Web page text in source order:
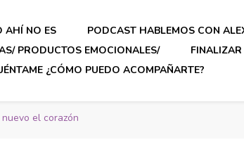
AHÍ NO ES
PODCAST HABLEMOS CON
PRODUCTOS EMOCIONALES/
¿CÓMO PUEDO ACOMPAÑARTE?
el corazón